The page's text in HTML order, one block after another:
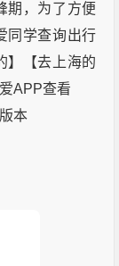
期，为了方便
同学查询出行
】【去上海的
APP查看
本